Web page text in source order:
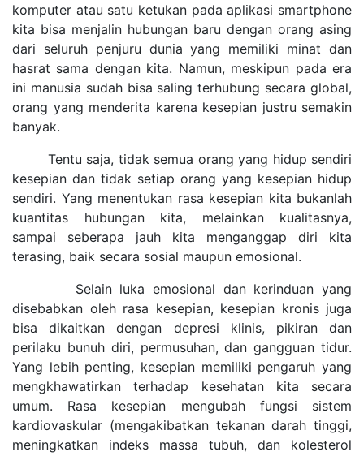
komputer atau satu ketukan pada aplikasi smartphone
kita bisa menjalin hubungan baru dengan orang asing
dari seluruh penjuru dunia yang memiliki minat dan
hasrat sama dengan kita. Namun, meskipun pada era
ini manusia sudah bisa saling terhubung secara global,
orang yang menderita karena kesepian justru semakin
banyak.
Tentu saja, tidak semua orang yang hidup sendiri
kesepian dan tidak setiap orang yang kesepian hidup
sendiri. Yang menentukan rasa kesepian kita bukanlah
kuantitas hubungan kita, melainkan kualitasnya,
sampai seberapa jauh kita menganggap diri kita
terasing, baik secara sosial maupun emosional.
Selain luka emosional dan kerinduan yang
disebabkan oleh rasa kesepian, kesepian kronis juga
bisa dikaitkan dengan depresi klinis, pikiran dan
perilaku bunuh diri, permusuhan, dan gangguan tidur.
Yang lebih penting, kesepian memiliki pengaruh yang
mengkhawatirkan terhadap kesehatan kita secara
umum. Rasa kesepian mengubah fungsi sistem
kardiovaskular (mengakibatkan tekanan darah tinggi,
meningkatkan indeks massa tubuh, dan kolesterol